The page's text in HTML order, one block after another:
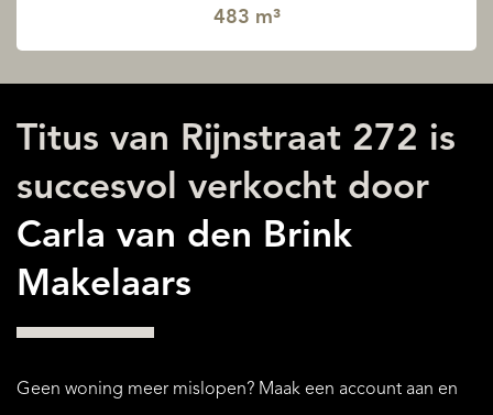
483 m³
Titus van Rijnstraat 272 is
succesvol verkocht door
Carla van den Brink
Makelaars
Geen woning meer mislopen? Maak een account aan en